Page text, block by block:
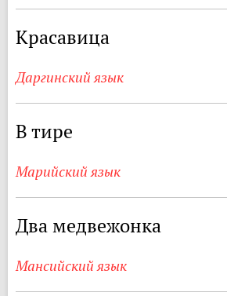
Красавица
Даргинский язык
В тире
Марийский язык
Два медвежонка
Мансийский язык